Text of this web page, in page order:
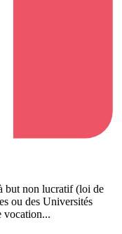
but non lucratif (loi de
ou des Universités
vocation...